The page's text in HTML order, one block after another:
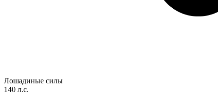
Лошадиные силы
140 л.с.